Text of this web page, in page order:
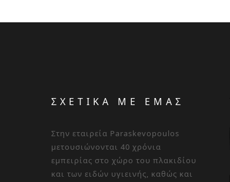
ΣΧΕΤΙΚΑ ΜΕ ΕΜΑΣ
Στην εταιρεία Paraskevopoulos
μετουσιώνονται 40 χρόνια
εμπειρίας στο χώρο του πλακιδίου
και των ειδών υγιεινής, καθώς και